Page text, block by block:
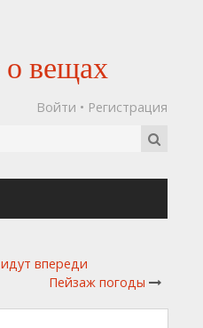
о вещах
Войти • Регистрация
впереди
Пейзаж погоды